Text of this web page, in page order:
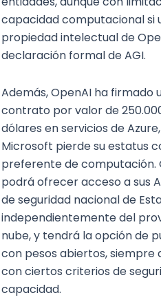
capacidad computacional si
propiedad intelectual de
declaración formal de AGI.
Además, OpenAI ha firmado
contrato por valor de
dólares en servicios de
Microsoft pierde su estatus
preferente de computación.
podrá ofrecer acceso a sus
de seguridad nacional de
independientemente del
nube, y tendrá la opción de
con pesos abiertos, siempre
con ciertos criterios de
capacidad.